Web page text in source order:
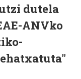
dutela
ANVko